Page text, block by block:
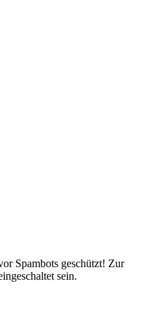
Spambots geschützt! Zur
sein.